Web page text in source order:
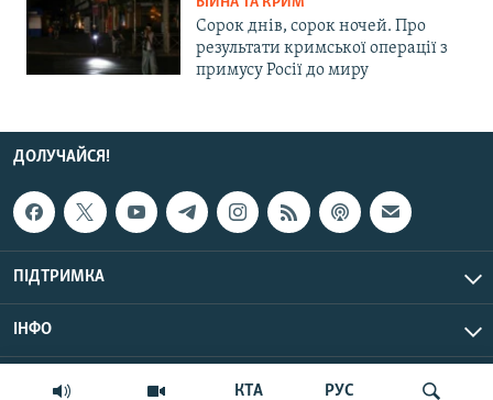
КТА РУС
Сорок днів, сорок ночей. Про
результати кримської операції з
примусу Росії до миру
ДОЛУЧАЙСЯ!
ПІДТРИМКА
ІНФО
© Крим.Реалії, 2026 | Усі права застережено.